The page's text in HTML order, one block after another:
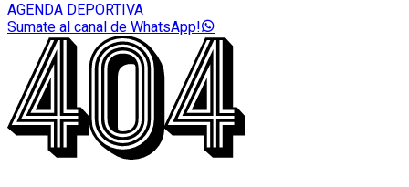
AGENDA DEPORTIVA
Sumate al canal de WhatsApp!